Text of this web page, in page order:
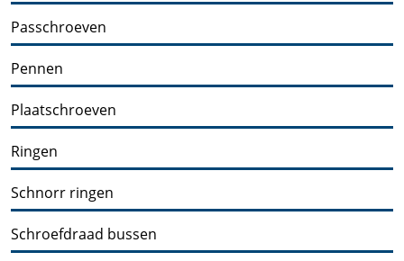
Passchroeven
Pennen
Plaatschroeven
Ringen
Schnorr ringen
Schroefdraad bussen